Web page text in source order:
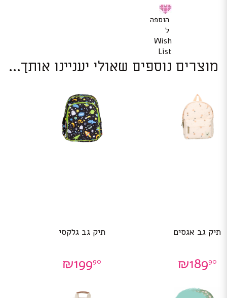
הוספה
ל
Wish
List
מוצרים נוספים שאולי יעניינו אותך...
תיק גב אגסים
₪18990
תיק גב גלקסי
₪19990